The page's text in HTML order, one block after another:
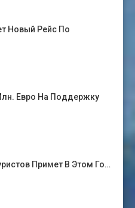
Новый Рейс По
Евро На Поддержку
Примет В Этом Го…